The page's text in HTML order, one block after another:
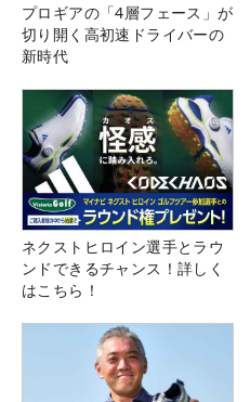
プロギアの「4層フェース」が
切り開く高初速ドライバーの
新時代
ネクストヒロイン選手とラウ
ンドできるチャンス！詳しく
はこちら！